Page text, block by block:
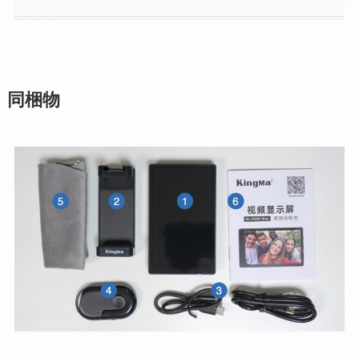
同梱物